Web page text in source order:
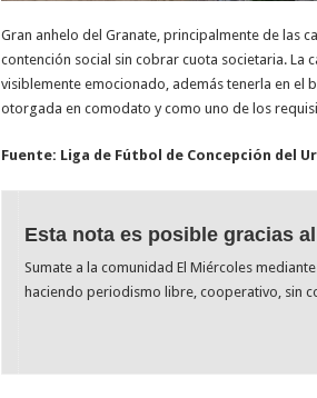
Gran anhelo del Granate, principalmente de las
contención social sin cobrar cuota societaria. La
visiblemente emocionado, además tenerla en el
otorgada en comodato y como uno de los
Fuente: Liga de Fútbol de Concepción del
Esta nota es posible gracias
Sumate a la comunidad El Miércoles
haciendo periodismo libre, cooperativo, sin